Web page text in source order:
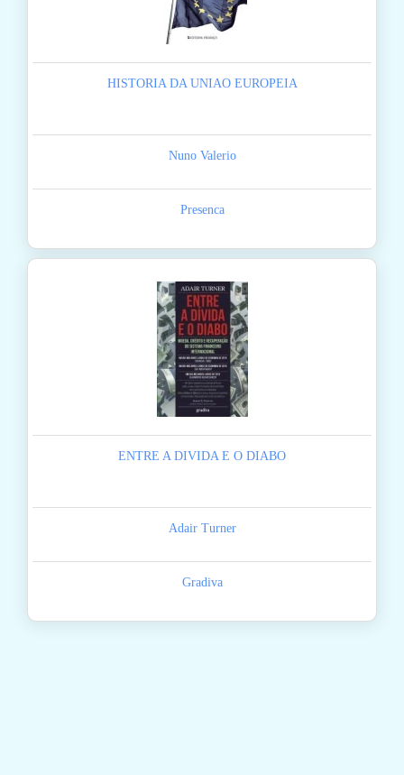
HISTORIA DA UNIAO EUROPEIA
Nuno Valerio
Presenca
ENTRE A DIVIDA E O DIABO
Adair Turner
Gradiva